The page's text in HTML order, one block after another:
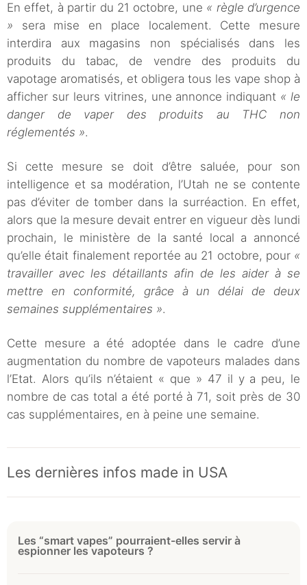
En effet, à partir du 21 octobre, une « règle d’urgence
» sera mise en place localement. Cette mesure
interdira aux magasins non spécialisés dans les
produits du tabac, de vendre des produits du
vapotage aromatisés, et obligera tous les vape shop à
afficher sur leurs vitrines, une annonce indiquant « le
danger de vaper des produits au THC non
réglementés ».
Si cette mesure se doit d’être saluée, pour son
intelligence et sa modération, l’Utah ne se contente
pas d’éviter de tomber dans la surréaction. En effet,
alors que la mesure devait entrer en vigueur dès lundi
prochain, le ministère de la santé local a annoncé
qu’elle était finalement reportée au 21 octobre, pour «
travailler avec les détaillants afin de les aider à se
mettre en conformité, grâce à un délai de deux
semaines supplémentaires ».
Cette mesure a été adoptée dans le cadre d’une
augmentation du nombre de vapoteurs malades dans
l’Etat. Alors qu’ils n’étaient « que » 47 il y a peu, le
nombre de cas total a été porté à 71, soit près de 30
cas supplémentaires, en à peine une semaine.
Les dernières infos made in USA
Les “smart vapes” pourraient-elles servir à
espionner les vapoteurs ?